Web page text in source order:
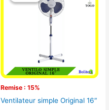
Remise : 15%
Ventilateur simple Original 16″
était :
10.000 CFA.